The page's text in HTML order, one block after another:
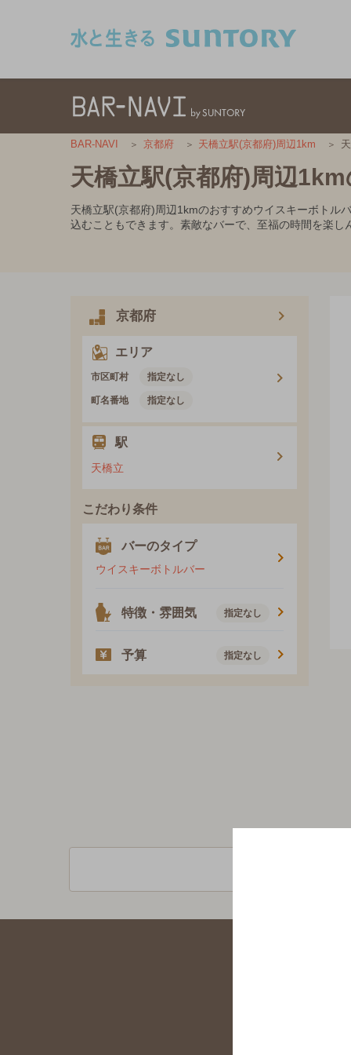
BAR-NAVI 京都府 天橋立駅(京都府)周辺1km
天橋立駅(京都府)周辺
天橋立駅(京都府)周辺1kmのおすすめウイスキーボトル
込むこともできます。素敵なバーで、至福の時間を楽し
京都府
エリア
市区町村 指定なし
町名番地 指定なし
駅
天橋立
こだわり条件
バーのタイプ
ウイスキーボトルバー
特徴・雰囲気 指定なし
予算 指定なし